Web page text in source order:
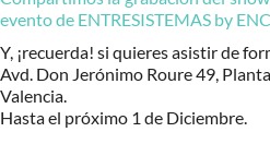
evento de ENTRESISTEMAS by
Y, ¡recuerda! si quieres asistir de
Avd. Don Jerónimo Roure 49,
Valencia.
Hasta el próximo 1 de Diciembre.